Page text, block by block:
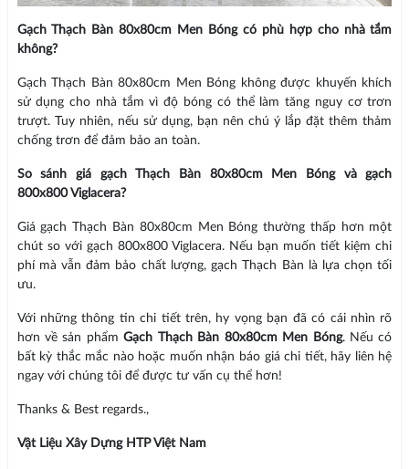
Gạch Thạch Bàn 80x80cm Men Bóng có phù hợp cho nhà tắm
không?
Gạch Thạch Bàn 80x80cm Men Bóng không được khuyến khích
sử dụng cho nhà tắm vì độ bóng có thể làm tăng nguy cơ trơn
trượt. Tuy nhiên, nếu sử dụng, bạn nên chú ý lắp đặt thêm thảm
chống trơn để đảm bảo an toàn.
So sánh giá gạch Thạch Bàn 80x80cm Men Bóng và gạch
800x800 Viglacera?
Giá gạch Thạch Bàn 80x80cm Men Bóng thường thấp hơn một
chút so với gạch 800x800 Viglacera. Nếu bạn muốn tiết kiệm chi
phí mà vẫn đảm bảo chất lượng, gạch Thạch Bàn là lựa chọn tối
ưu.
Với những thông tin chi tiết trên, hy vọng bạn đã có cái nhìn rõ
hơn về sản phẩmGạch Thạch Bàn 80x80cm Men Bóng. Nếu có
bất kỳ thắc mắc nào hoặc muốn nhận báo giá chi tiết, hãy liên hệ
ngay với chúng tôi để được tư vấn cụ thể hơn!
Thanks & Best regards.,
Vật Liệu Xây Dựng HTP Việt Nam